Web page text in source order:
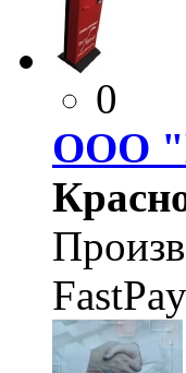
0
ООО